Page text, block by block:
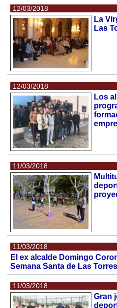
12/03/2018
La
Las
12/03/2018
Los
11/03/2018
11/03/2018
El ex alcalde Domingo
Semana Santa de Las
11/03/2018
Gran